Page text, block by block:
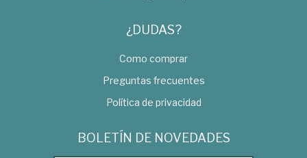
¿DUDAS?
Como comprar
Preguntas frecuentes
Política de privacidad
BOLETÍN DE NOVEDADES